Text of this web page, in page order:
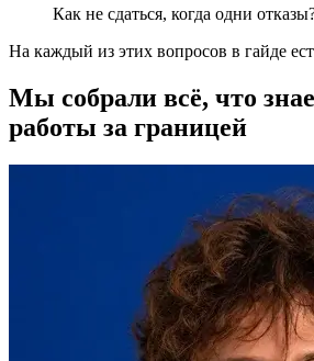
Как не сдаться, когда одни
На каждый из этих вопросов в гайде
Мы собрали всё, что
работы за границей